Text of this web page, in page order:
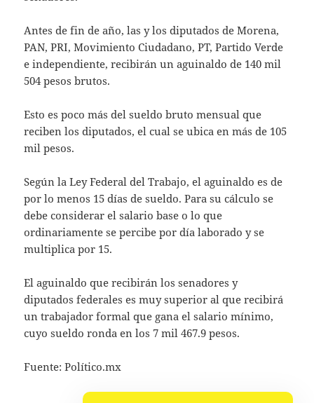
Antes de fin de año, las y los diputados de Morena,
PAN, PRI, Movimiento Ciudadano, PT, Partido Verde
e independiente, recibirán un aguinaldo de 140 mil
504 pesos brutos.
Esto es poco más del sueldo bruto mensual que
reciben los diputados, el cual se ubica en más de 105
mil pesos.
Según la Ley Federal del Trabajo, el aguinaldo es de
por lo menos 15 días de sueldo. Para su cálculo se
debe considerar el salario base o lo que
ordinariamente se percibe por día laborado y se
multiplica por 15.
El aguinaldo que recibirán los senadores y
diputados federales es muy superior al que recibirá
un trabajador formal que gana el salario mínimo,
cuyo sueldo ronda en los 7 mil 467.9 pesos.
Fuente: Político.mx